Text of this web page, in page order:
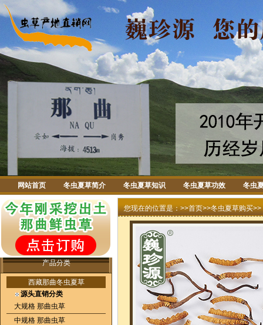
网站首页 冬虫夏草简介 冬虫夏草知识 冬虫夏草功效 冬虫
产品分类
西藏那曲冬虫夏草
源头直销分类
大规格 那曲虫草
中规格 那曲虫草
您现在的位置是：>>首页>>冬虫夏草购买>>